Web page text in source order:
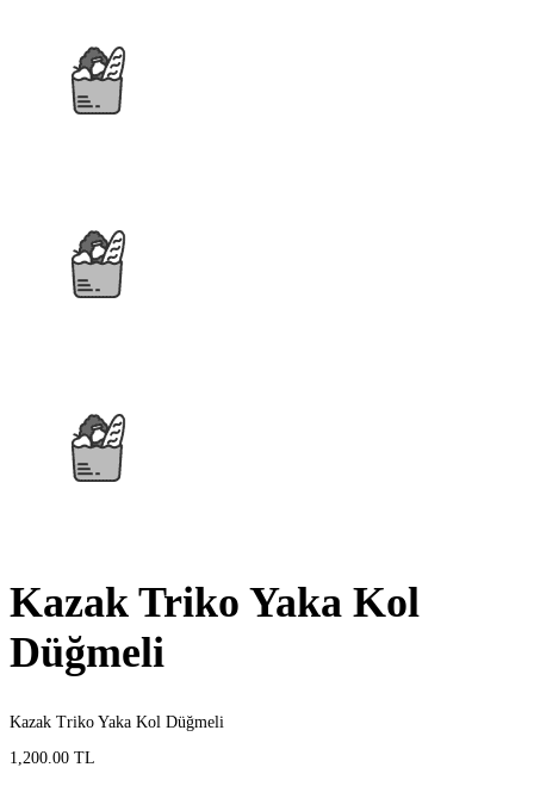
Kazak Triko Yaka Kol
Düğmeli
Kazak Triko Yaka Kol Düğmeli
1,200.00 TL